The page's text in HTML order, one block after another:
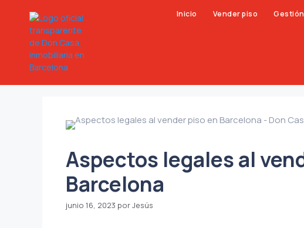
Inicio Vender piso
Aspectos legales al
Barcelona
junio 16, 2023 por Jesús